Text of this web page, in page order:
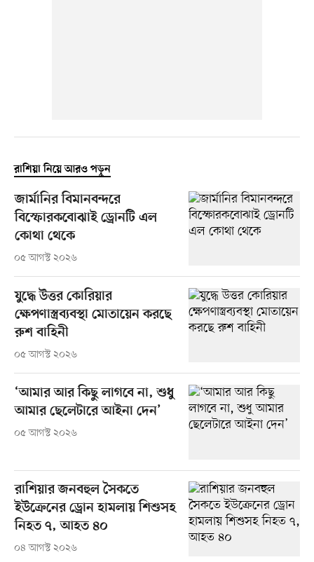
রাশিয়া নিয়ে আরও পড়ুন
জার্মানির বিমানবন্দরে
বিস্ফোরকবোঝাই ড্রোনটি এল
কোথা থেকে
০৫ আগস্ট ২০২৬
যুদ্ধে উত্তর কোরিয়ার
ক্ষেপণাস্ত্রব্যবস্থা মোতায়েন করছে
রুশ বাহিনী
০৫ আগস্ট ২০২৬
‘আমার আর কিছু লাগবে না, শুধু
আমার ছেলেটারে আইনা দেন’
০৫ আগস্ট ২০২৬
রাশিয়ার জনবহুল সৈকতে
ইউক্রেনের ড্রোন হামলায় শিশুসহ
নিহত ৭, আহত ৪০
০৪ আগস্ট ২০২৬